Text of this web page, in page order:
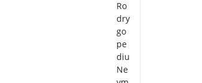
Ro
dry
go
pe
diu
Ne